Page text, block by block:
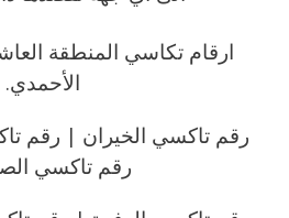
ارقام تكاسي المنطقة
الأحمدي.
رقم تاكسي الخيران | رقم
رقم تاكسي